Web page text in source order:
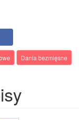
Dania bezmięsne